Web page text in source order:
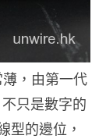
，由第一代
只是數字的
型的邊位，